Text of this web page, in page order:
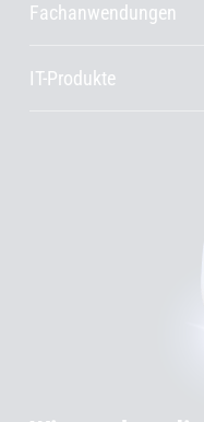
Fachanwendungen
IT-Produkte